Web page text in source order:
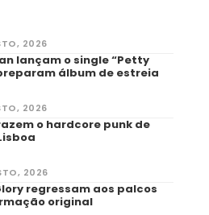
2026
lançam o single “Petty
álbum de estreia
2026
o hardcore punk de
2026
regressam aos palcos
original